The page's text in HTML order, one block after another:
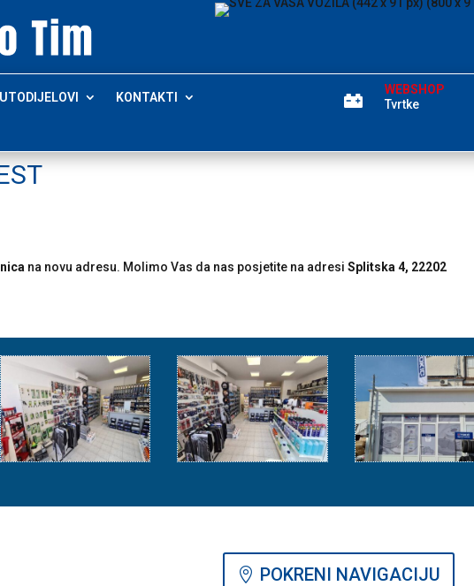
KONTAKTI 
WEBSHOP
Tvrtke
na novu adresu. Molimo Vas da nas posjetite na adresiSplitska 4, 22202
POKRENI NAVIGACIJU